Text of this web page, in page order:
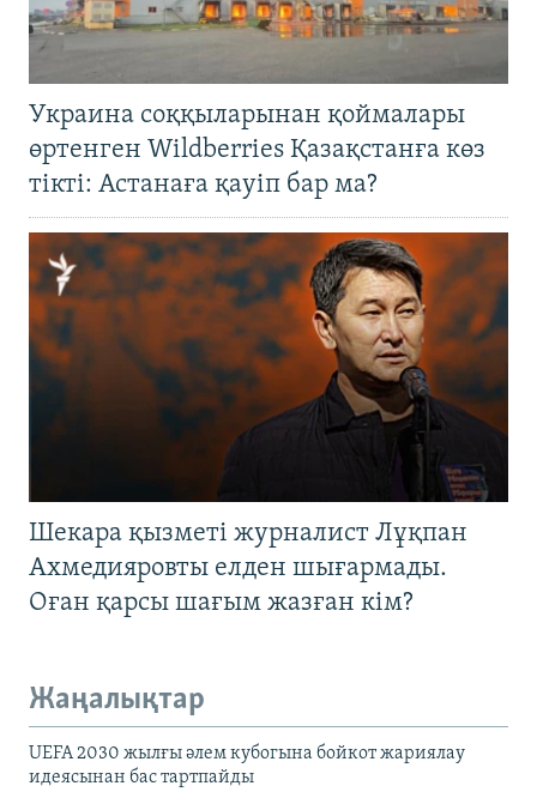
Украина соққыларынан қоймалары
өртенген Wildberries Қазақстанға көз
тікті: Астанаға қауіп бар ма?
Шекара қызметі журналист Лұқпан
Ахмедияровты елден шығармады.
Оған қарсы шағым жазған кім?
Жаңалықтар
UEFA 2030 жылғы әлем кубогына бойкот жариялау
идеясынан бас тартпайды